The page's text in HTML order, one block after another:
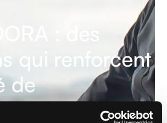
: des
qui renforcent
de
en Europe